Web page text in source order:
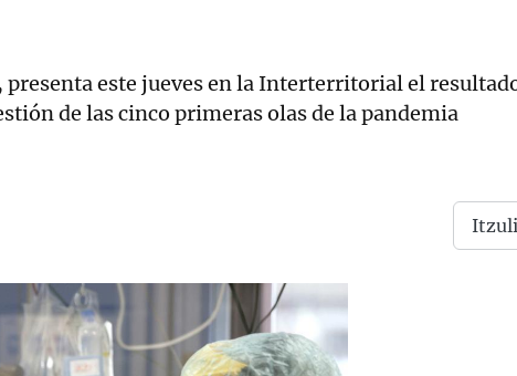
presenta este jueves en la Interterritorial el
de las cinco primeras olas de la pandemia
Itzuli